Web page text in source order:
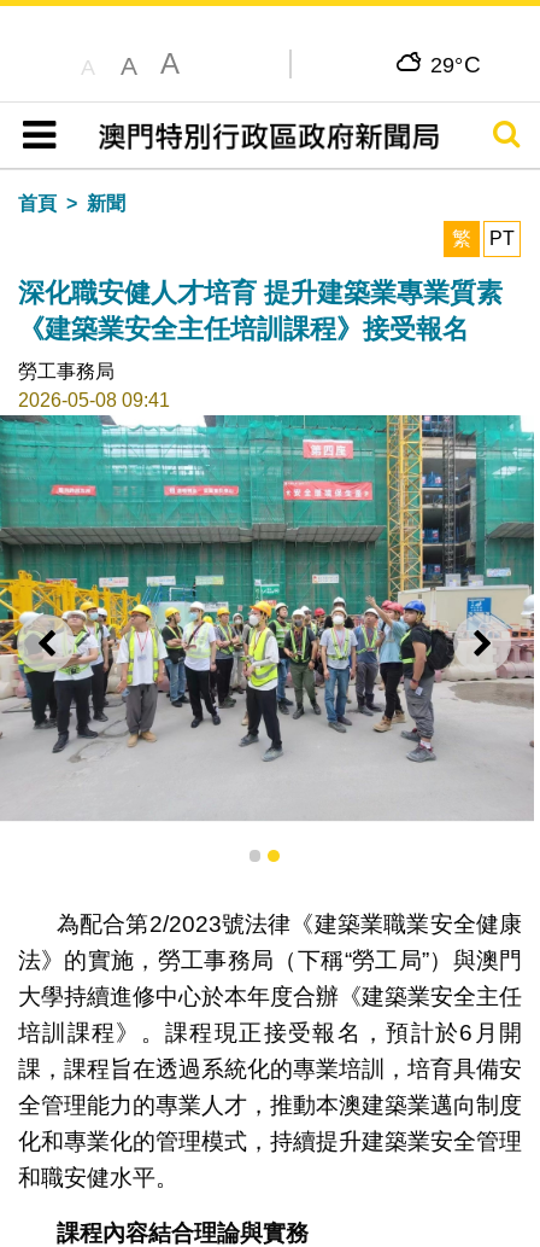
A A A 29°C
目錄
搜尋
首頁
新聞
繁
PT
深化職安健人才培育 提升建築業專業質素
《建築業安全主任培訓課程》接受報名
勞工事務局
2026-05-08 09:41
上一則 下一
1 2
為配合第2/2023號法律《建築業職業安全健康
法》的實施，勞工事務局（下稱“勞工局”）與澳門
大學持續進修中心於本年度合辦《建築業安全主任
培訓課程》。課程現正接受報名，預計於6月開
課，課程旨在透過系統化的專業培訓，培育具備安
全管理能力的專業人才，推動本澳建築業邁向制度
化和專業化的管理模式，持續提升建築業安全管理
和職安健水平。
課程內容結合理論與實務